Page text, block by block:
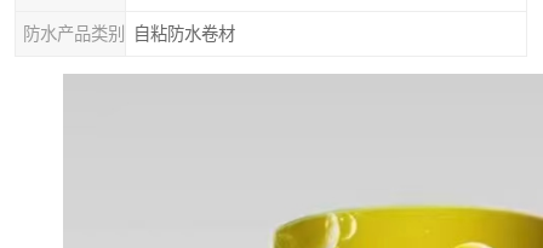
防水产品类别 自粘防水卷材